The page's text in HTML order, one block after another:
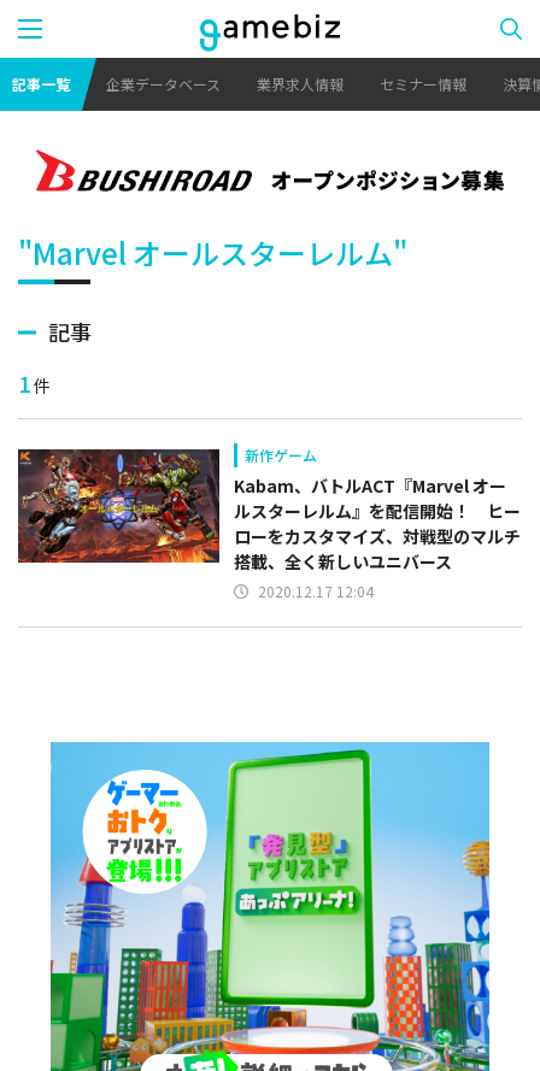
記事一覧 企業データベース 業界求人情報 セミナー情報 決算
"Marvel オールスターレルム"
記事
1件
新作ゲーム
Kabam、バトルACT『Marvel オー
ルスターレルム』を配信開始！ ヒー
ローをカスタマイズ、対戦型のマルチ
搭載、全く新しいユニバース
2020.12.17 12:04